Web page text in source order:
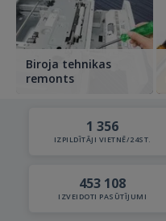
Biroja tehnikas
remonts
1 356
IZPILDĪTĀJI VIETNĒ/24ST.
453 108
IZVEIDOTI PASŪTĪJUMI